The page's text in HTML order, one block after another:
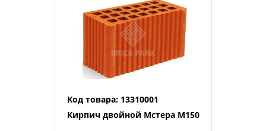
Код товара: 13310001
Кирпич двойной Мстера М150